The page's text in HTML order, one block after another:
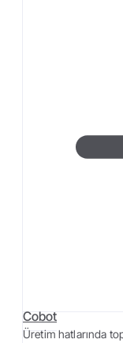
Cobot
Üretim hatlarında